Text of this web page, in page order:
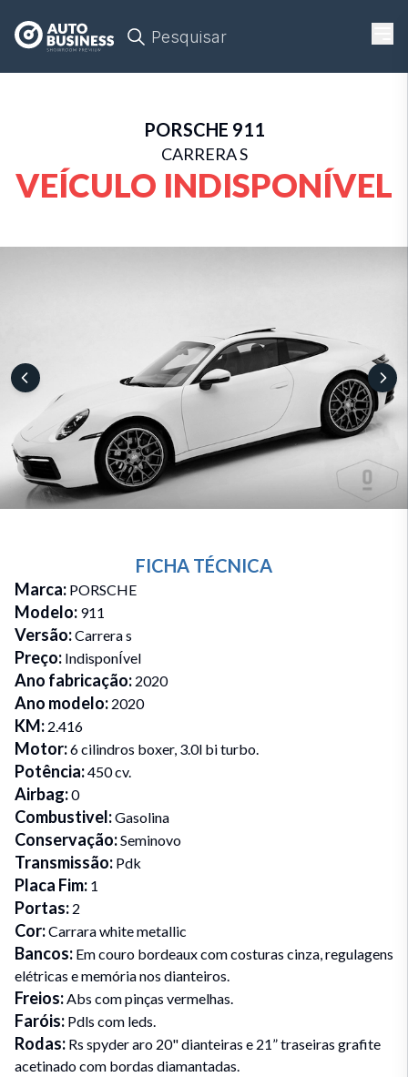
Pesquisar
PORSCHE 911
CARRERA S
VEÍCULO INDISPONÍVEL
FICHA TÉCNICA
Marca: PORSCHE
Modelo: 911
Versão:Carrera s
Preço: IndisponÍvel
Ano fabricação: 2020
Ano modelo: 2020
KM: 2.416
Motor:6 cilindros boxer, 3.0l bi turbo.
Potência:450 cv.
Airbag:0
Combustivel:Gasolina
Conservação:Seminovo
Transmissão: Pdk
Placa Fim: 1
Portas: 2
Cor:Carrara white metallic
Bancos: Em couro bordeaux com costuras cinza, regulagens
elétricas e memória nos dianteiros.
Freios:Abs com pinças vermelhas.
Faróis: Pdls com leds.
Rodas: Rs spyder aro 20" dianteiras e 21” traseiras grafite
acetinado com bordas diamantadas.